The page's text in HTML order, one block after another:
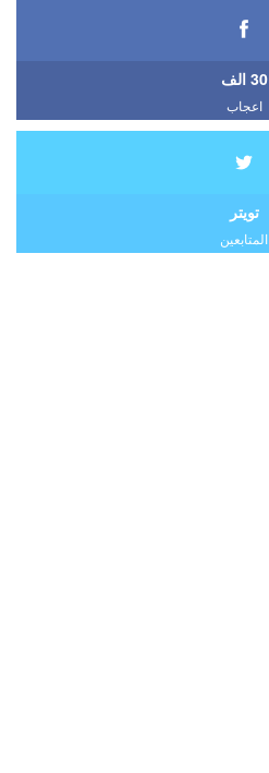
30 الف
اعجاب
تويتر
المتابعين